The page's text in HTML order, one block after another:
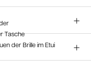
Tasche
der Brille im Etui